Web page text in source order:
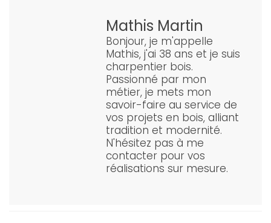
Mathis Martin
Bonjour, je m'appelle
Mathis, j'ai 38 ans et je suis
charpentier bois.
Passionné par mon
métier, je mets mon
savoir-faire au service de
vos projets en bois, alliant
tradition et modernité.
N'hésitez pas à me
contacter pour vos
réalisations sur mesure.